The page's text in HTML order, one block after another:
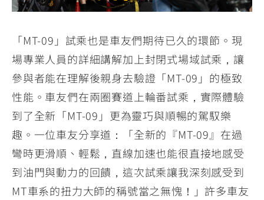
「MT-09」試乘也是車友們期待已久的環節。現
場專業人員的詳細講解加上封閉式場域試乘，讓
參與者能在理解後親身去驗證「MT-09」的極致
性能。車友們在兩圈賽道上輪番試乘，實際體驗
到了全新「MT-09」更為靈巧與順暢的駕馭樂
趣。一位車友分享道：「全新的『MT-09』在過
彎時更滑順、輕鬆，直線加速也能很直接地感受
到油門與動力的回饋，這次試乘讓我深刻感受到
MT車系的扭力大師的稱號當之無愧！」許多車友